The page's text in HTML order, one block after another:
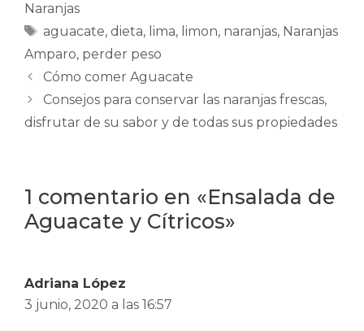
Naranjas
Etiquetas
aguacate, dieta, lima, limon, naranjas, Naranjas
Amparo, perder peso
Cómo comer Aguacate
Consejos para conservar las naranjas frescas,
disfrutar de su sabor y de todas sus propiedades
1 comentario en «Ensalada de
Aguacate y Cítricos»
Adriana López
3 junio, 2020 a las 16:57